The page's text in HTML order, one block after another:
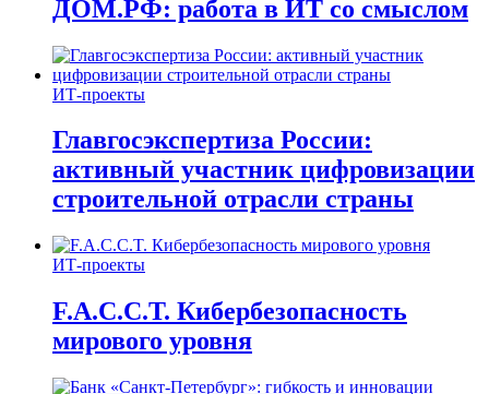
ДОМ.РФ: работа в ИТ со смыслом
ИТ-проекты
Главгосэкспертиза России:
активный участник цифровизации
строительной отрасли страны
ИТ-проекты
F.A.C.C.T. Кибербезопасность
мирового уровня